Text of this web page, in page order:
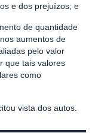
e dos prejuízos; e
de quantidade
aumentos de
pelo valor
que tais valores
como
vista dos autos.